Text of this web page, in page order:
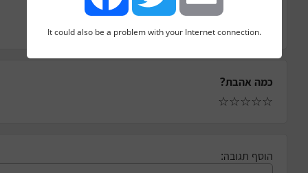
כמה אהבת?
☆
☆
☆
☆
☆
הוסף תגובה:
FacebookTwitter Email
It could also be a problem with your Internet connection.